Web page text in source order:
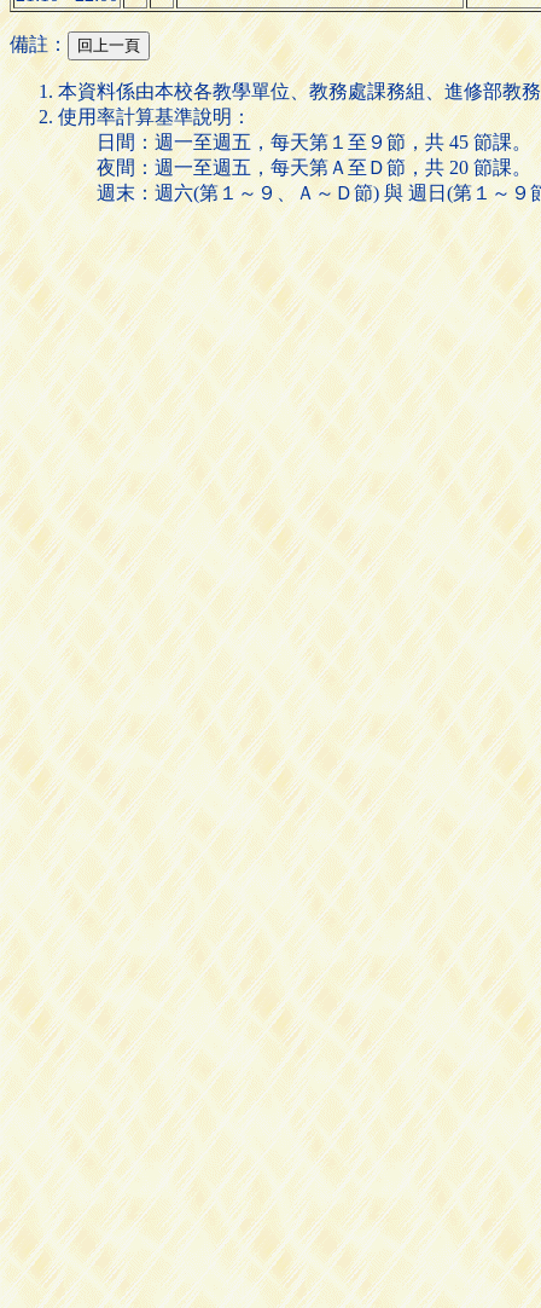
備註：
本資料係由本校各教學單位、教務處課務組、進修部教
使用率計算基準說明：
日間：週一至週五，每天第１至９節，共 45 節課。
夜間：週一至週五，每天第Ａ至Ｄ節，共 20 節課。
週末：週六(第１～９、Ａ～Ｄ節) 與 週日(第１～９